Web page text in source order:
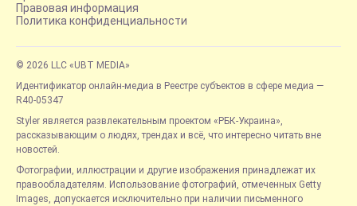
Правовая информация
Политика конфиденциальности
© 2026 LLC «UBT MEDIA»
Идентификатор онлайн-медиа в Реестре субъектов в сфере медиа —
R40-05347
Styler является развлекательным проектом «РБК-Украина»,
рассказывающим о людях, трендах и всё, что интересно читать вне
новостей.
Фотографии, иллюстрации и другие изображения принадлежат их
правообладателям. Использование фотографий, отмеченных Getty
Images, допускается исключительно при наличии письменного